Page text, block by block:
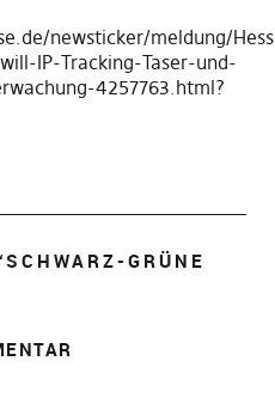
newsticker/meldung/
IP-Tracking-Taser-und-
4257763.html?
SCHWARZ-GRÜNE